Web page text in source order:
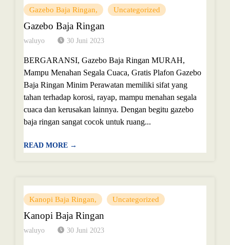
Gazebo Baja Ringan Uncategorized
Gazebo Baja Ringan
waluyo 30 Juni 2023
BERGARANSI, Gazebo Baja Ringan MURAH,
Mampu Menahan Segala Cuaca, Gratis Plafon Gazebo
Baja Ringan Minim Perawatan memiliki sifat yang
tahan terhadap korosi, rayap, mampu menahan segala
cuaca dan kerusakan lainnya. Dengan begitu gazebo
baja ringan sangat cocok untuk ruang...
READ MORE →
Kanopi Baja Ringan Uncategorized
Kanopi Baja Ringan
waluyo 30 Juni 2023